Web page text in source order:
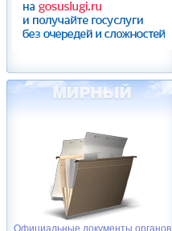
Официальные документы органов